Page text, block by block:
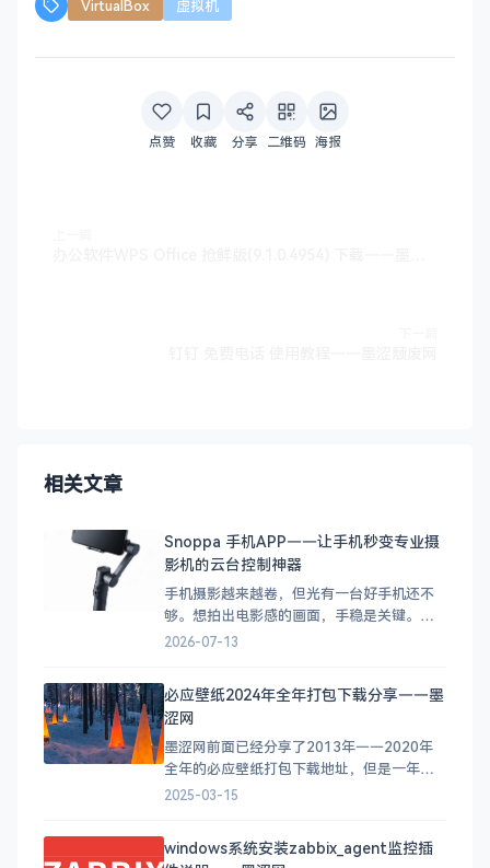
VirtualBox 虚拟机
点赞 收藏 分享 二维码 海报
相关文章
Snoppa 手机APP——让手机秒变专业摄
影机的云台控制神器
手机摄影越来越卷，但光有一台好手机还不
够。想拍出电影感的画面，手稳是关键。于
是各种手机云台（稳定器）应运而生，而
款手机 APP，它们分别服务于不同类型的设
备，但都有一个共同目标：让你的手机秒变
专业摄
2026-07-13
必应壁纸2024年全年打包下载分享——墨
涩网
墨涩网前面已经分享了2013年——2020年
全年的必应壁纸打包下载地址，但是一年更
新一次似乎太慢了，那么接下里我会在墨涩
你可以把打包下载的必应美图作成幻灯片桌
2025-03-15
windows系统安装zabbix_agent监控插